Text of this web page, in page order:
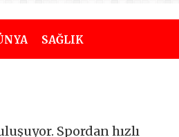
SAĞLIK
Spordan hızlı